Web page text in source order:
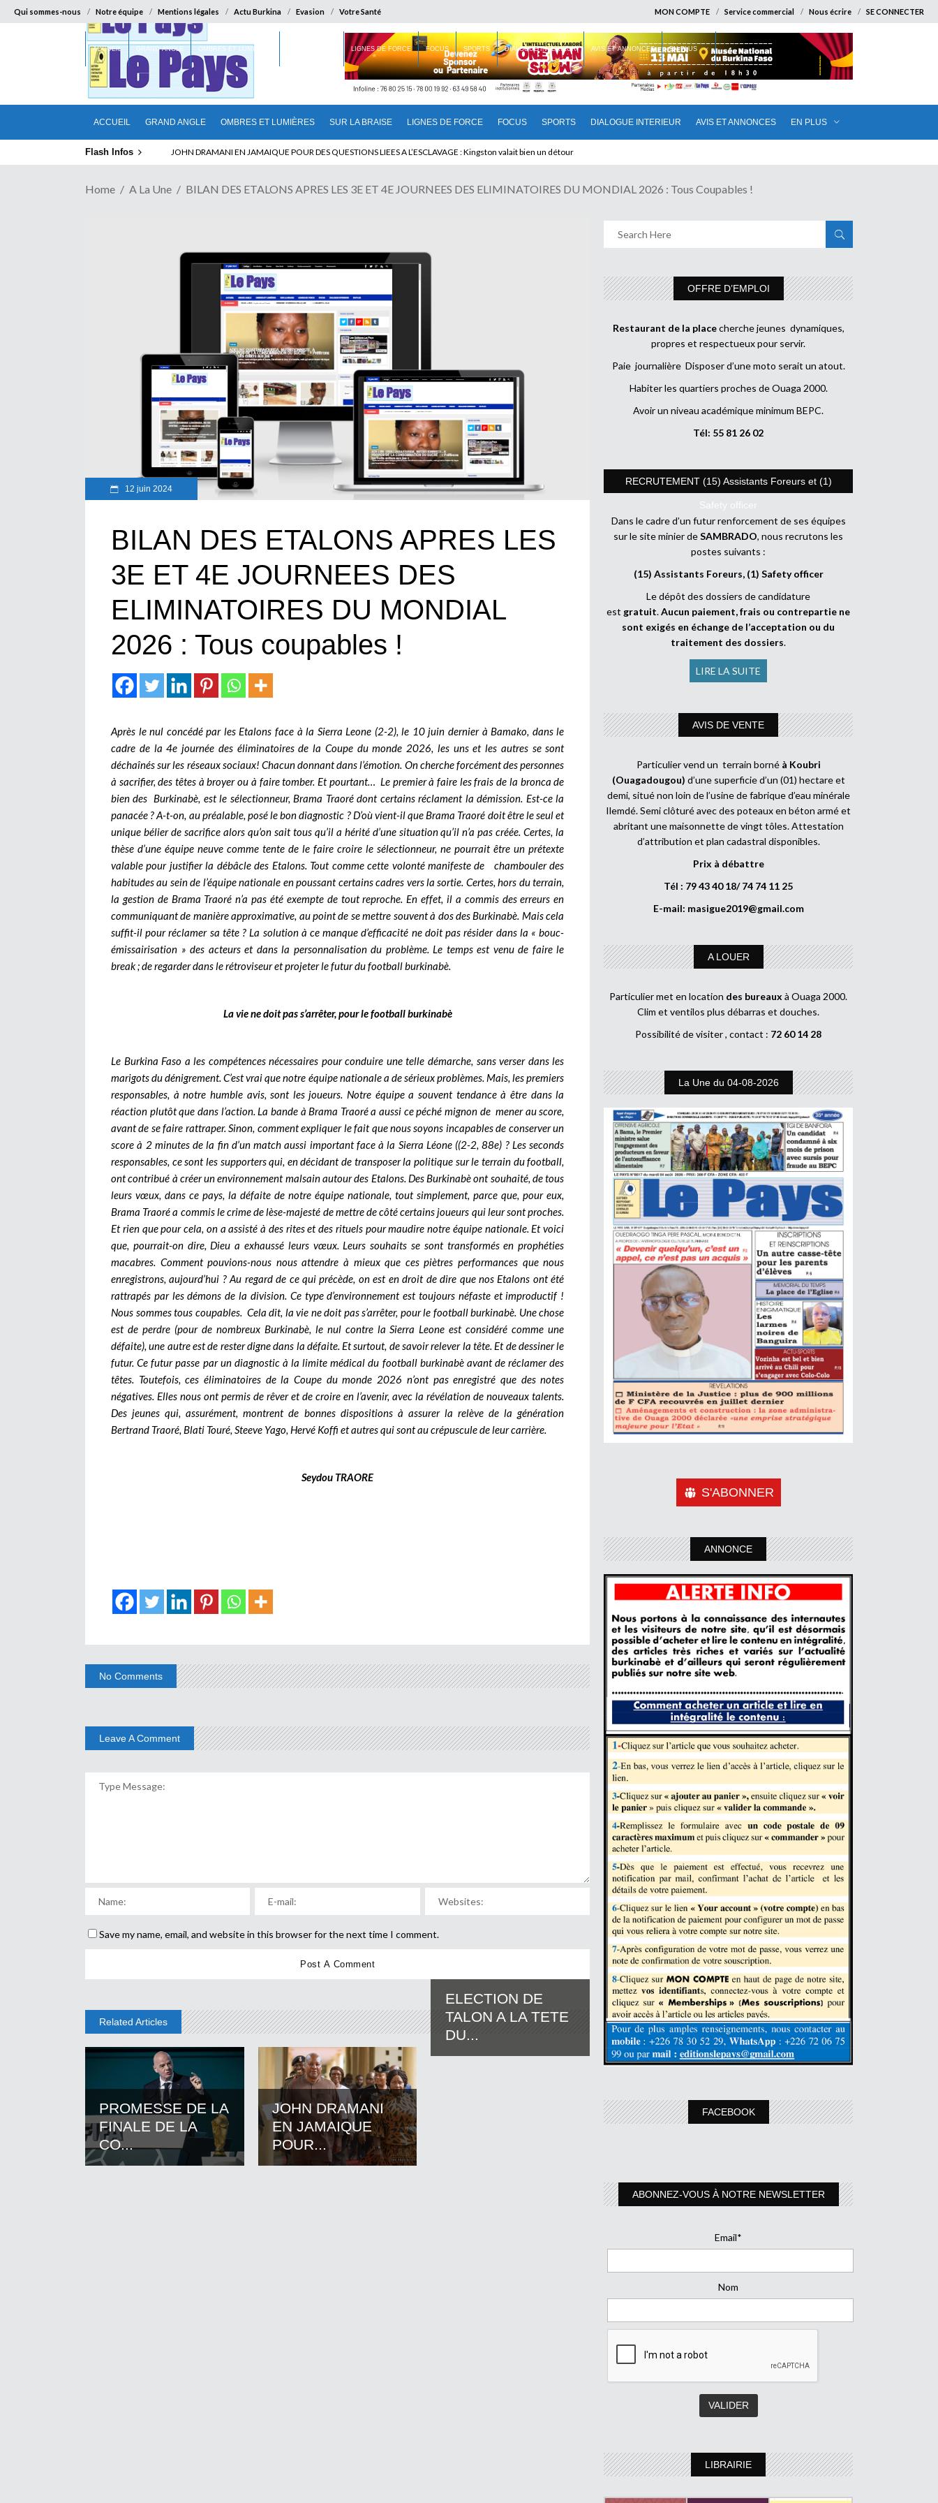
Qui sommes-nous Notre équipe Mentions légales Actu Burkina Evasion Votre Santé MON COMPTE Service commercial Nous écrire SE CONNECTER
ACCUEIL GRAND ANGLE OMBRES ET LUMIÈRES SUR LA BRAISE LIGNES DE FORCE FOCUS SPORTS DIALOGUE INTERIEUR AVIS ET ANNONCES EN PLUS
ACCUEIL GRAND ANGLE OMBRES ET LUMIÈRES LIGNES DE FORCE FOCUS SPORTS DIALOGUE INTERIEUR AVIS ET ANNONCES EN PLUS
Flash Infos JOHN DRAMANI EN JAMAIQUE POUR DES QUESTIONS LIEES A L’ESCLAVAGE : Kingston valait bien un détour
ELECTION DE TALON A LA TETE DU SENAT BENINOIS : Quand Patrice quitte le pouvoir sans partir !
Home A La Une BILAN DES ETALONS APRES LES 3E ET 4E JOURNEES DES ELIMINATOIRES DU MONDIAL 2026 : Tous Coupables !
12 juin 2024
BILAN DES ETALONS APRES LES
3E ET 4E JOURNEES DES
ELIMINATOIRES DU MONDIAL
2026 : Tous coupables !
Après le nul concédé par les Etalons face à la Sierra Leone (2-2), le 10 juin dernier à Bamako, dans le
cadre de la 4e journée des éliminatoires de la Coupe du monde 2026, les uns et les autres se sont
déchaînés sur les réseaux sociaux! Chacun donnant dans l’émotion. On cherche forcément des personnes
à sacrifier, des têtes à broyer ou à faire tomber. Et pourtant… Le premier à faire les frais de la bronca de
bien des Burkinabè, est le sélectionneur, Brama Traoré dont certains réclament la démission. Est-ce la
panacée ? A-t-on, au préalable, posé le bon diagnostic ? D’où vient-il que Brama Traoré doit être le seul et
unique bélier de sacrifice alors qu’on sait tous qu’il a hérité d’une situation qu’il n’a pas créée. Certes, la
thèse d’une équipe neuve comme tente de le faire croire le sélectionneur, ne pourrait être un prétexte
valable pour justifier la débâcle des Etalons. Tout comme cette volonté manifeste de chambouler des
habitudes au sein de l’équipe nationale en poussant certains cadres vers la sortie. Certes, hors du terrain,
la gestion de Brama Traoré n’a pas été exempte de tout reproche. En effet, il a commis des erreurs en
communiquant de manière approximative, au point de se mettre souvent à dos des Burkinabè. Mais cela
suffit-il pour réclamer sa tête ? La solution à ce manque d’efficacité ne doit pas résider dans la « bouc-
émissairisation » des acteurs et dans la personnalisation du problème. Le temps est venu de faire le
break ; de regarder dans le rétroviseur et projeter le futur du football burkinabè.
La vie ne doit pas s’arrêter, pour le football burkinabè
Le Burkina Faso a les compétences nécessaires pour conduire une telle démarche, sans verser dans les
marigots du dénigrement. C’est vrai que notre équipe nationale a de sérieux problèmes. Mais, les premiers
responsables, à notre humble avis, sont les joueurs. Notre équipe a souvent tendance à être dans la
réaction plutôt que dans l’action. La bande à Brama Traoré a aussi ce péché mignon de mener au score,
avant de se faire rattraper. Sinon, comment expliquer le fait que nous soyons incapables de conserver un
score à 2 minutes de la fin d’un match aussi important face à la Sierra Léone ((2-2, 88e) ? Les seconds
responsables, ce sont les supporters qui, en décidant de transposer la politique sur le terrain du football,
ont contribué à créer un environnement malsain autour des Etalons. Des Burkinabè ont souhaité, de tous
leurs vœux, dans ce pays, la défaite de notre équipe nationale, tout simplement, parce que, pour eux,
Brama Traoré a commis le crime de lèse-majesté de mettre de côté certains joueurs qui leur sont proches.
Et rien que pour cela, on a assisté à des rites et des rituels pour maudire notre équipe nationale. Et voici
que, pourrait-on dire, Dieu a exhaussé leurs vœux. Leurs souhaits se sont transformés en prophéties
macabres. Comment pouvions-nous nous attendre à mieux que ces piètres performances que nous
enregistrons, aujourd’hui ? Au regard de ce qui précède, on est en droit de dire que nos Etalons ont été
rattrapés par les démons de la division. Ce type d’environnement est toujours néfaste et improductif !
Nous sommes tous coupables. Cela dit, la vie ne doit pas s’arrêter, pour le football burkinabè. Une chose
est de perdre (pour de nombreux Burkinabè, le nul contre la Sierra Leone est considéré comme une
défaite), une autre est de rester digne dans la défaite. Et surtout, de savoir relever la tête. Et de dessiner le
futur. Ce futur passe par un diagnostic à la limite médical du football burkinabè avant de réclamer des
têtes. Toutefois, ces éliminatoires de la Coupe du monde 2026 n’ont pas enregistré que des notes
négatives. Elles nous ont permis de rêver et de croire en l’avenir, avec la révélation de nouveaux talents.
Des jeunes qui, assurément, montrent de bonnes dispositions à assurer la relève de la génération
Bertrand Traoré, Blati Touré, Steeve Yago, Hervé Koffi et autres qui sont au crépuscule de leur carrière.
Seydou TRAORE
No Comments
Leave A Comment
Save my name, email, and website in this browser for the next time I comment.
Related Articles
PROMESSE DE LA
FINALE DE LA
CO...
JOHN DRAMANI
EN JAMAIQUE
POUR...
ELECTION DE
TALON A LA TETE
DU...
OFFRE D’EMPLOI
Restaurant de la placecherche jeunes dynamiques,
propres et respectueux pour servir.
Paie journalière Disposer d’une moto serait un atout.
Habiter les quartiers proches de Ouaga 2000.
Avoir un niveau académique minimum BEPC.
Tél: 55 81 26 02
RECRUTEMENT (15) Assistants Foreurs et (1)
Safety officer
Dans le cadre d’un futur renforcement de ses équipes
sur le site minier deSAMBRADO, nous recrutons les
postes suivants :
(15) Assistants Foreurs, (1) Safety officer
Le dépôt des dossiers de candidature
est gratuit.Aucun paiement, frais ou contrepartie ne
sont exigés en échange de l’acceptation ou du
traitement des dossiers.
LIRE LA SUITE
AVIS DE VENTE
Particulier vend un terrain borné à Koubri
(Ouagadougou) d’une superficie d’un (01) hectare et
demi, situé non loin de l’usine de fabrique d’eau minérale
Ilemdé. Semi clôturé avec des poteaux en béton armé et
abritant une maisonnette de vingt tôles. Attestation
d’attribution et plan cadastral disponibles.
Prix à débattre
Tél : 79 43 40 18/ 74 74 11 25
E-mail: masigue2019@gmail.com
A LOUER
Particulier met en location des bureaux à Ouaga 2000.
Clim et ventilos plus débarras et douches.
Possibilité de visiter , contact : 72 60 14 28
La Une du 04-08-2026
S'ABONNER
ANNONCE
FACEBOOK
ABONNEZ-VOUS À NOTRE NEWSLETTER
Email*
Nom
LIBRAIRIE